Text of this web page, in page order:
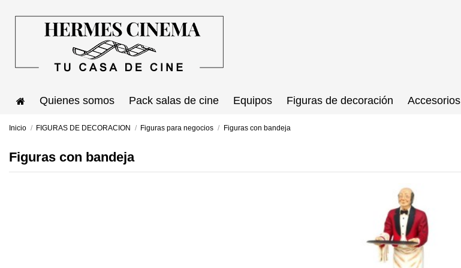
Quienes somos Pack salas de cine Equipos Figuras de decoración Accesorios
Inicio FIGURAS DE DECORACION Figuras para negocios Figuras con bandeja
Figuras con bandeja